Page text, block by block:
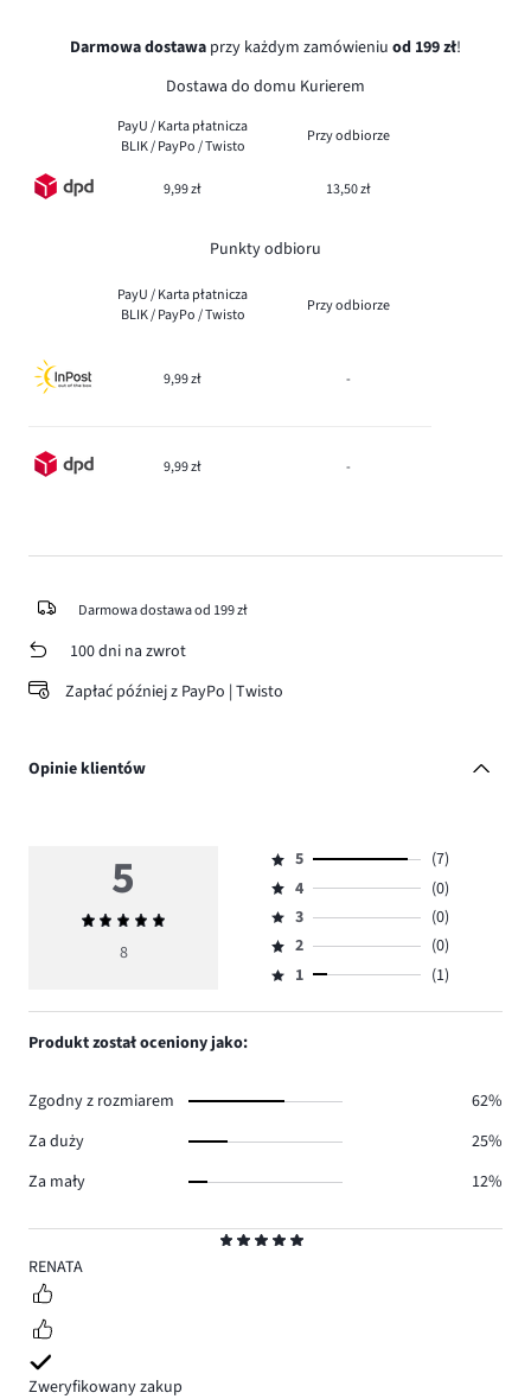
Darmowa dostawa przy każdym zamówieniu od 199 zł!
Dostawa do domu Kurierem
PayU / Karta płatnicza
BLIK / PayPo / Twisto
Przy odbiorze
9,99 zł 13,50 zł
Punkty odbioru
PayU / Karta płatnicza
BLIK / PayPo / Twisto
Przy odbiorze
9,99 zł -
9,99 zł -
Darmowa dostawa od 199 zł
100 dni na zwrot
Zapłać później z PayPo | Twisto
Opinie klientów
5
RENATA
Zweryfikowany zakup
5
Średnia
ocena
8
Ocena
5,
ilość
głosów
7.
5
(7)
Ocena
4,
ilość
głosów
4
(0)
Ocena
3,
ilość
3
(0)
Ocena
2,
2
(0)
Ocena
1,
1 (1)
Produkt został oceniony jako:
Zgodny z rozmiarem
62%
Za duży
25%
Za mały
12%